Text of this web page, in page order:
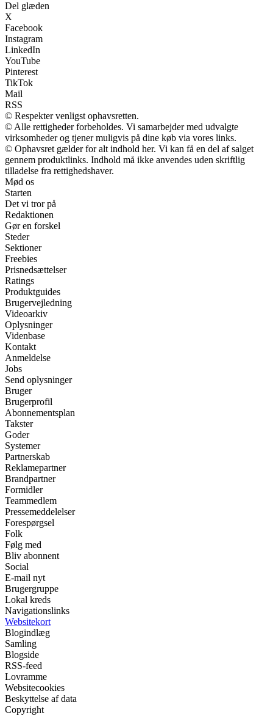
Del glæden
X
Facebook
Instagram
LinkedIn
YouTube
Pinterest
TikTok
Mail
RSS
© Respekter venligst ophavsretten.
© Alle rettigheder forbeholdes. Vi samarbejder med udvalgte
virksomheder og tjener muligvis på dine køb via vores links.
© Ophavsret gælder for alt indhold her. Vi kan få en del af salget
gennem produktlinks. Indhold må ikke anvendes uden skriftlig
tilladelse fra rettighedshaver.
Mød os
Starten
Det vi tror på
Redaktionen
Gør en forskel
Steder
Sektioner
Freebies
Prisnedsættelser
Ratings
Produktguides
Brugervejledning
Videoarkiv
Oplysninger
Videnbase
Kontakt
Anmeldelse
Jobs
Send oplysninger
Bruger
Brugerprofil
Abonnementsplan
Takster
Goder
Systemer
Partnerskab
Reklamepartner
Brandpartner
Formidler
Teammedlem
Pressemeddelelser
Forespørgsel
Folk
Følg med
Bliv abonnent
Social
E-mail nyt
Brugergruppe
Lokal kreds
Navigationslinks
Websitekort
Blogindlæg
Samling
Blogside
RSS-feed
Lovramme
Websitecookies
Beskyttelse af data
Copyright